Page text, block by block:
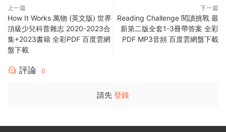
上一篇
How It Works 萬物 (英文版) 世界
頂級少兒科普雜志 2020-2023合
集+2023書籍 全彩PDF 百度雲網
盤下載
下一篇
Reading Challenge 閱讀挑戰 最
新第二版全套1-3冊帶答案 全彩
PDF MP3音頻 百度雲網盤下載
評論 0
請先 登錄